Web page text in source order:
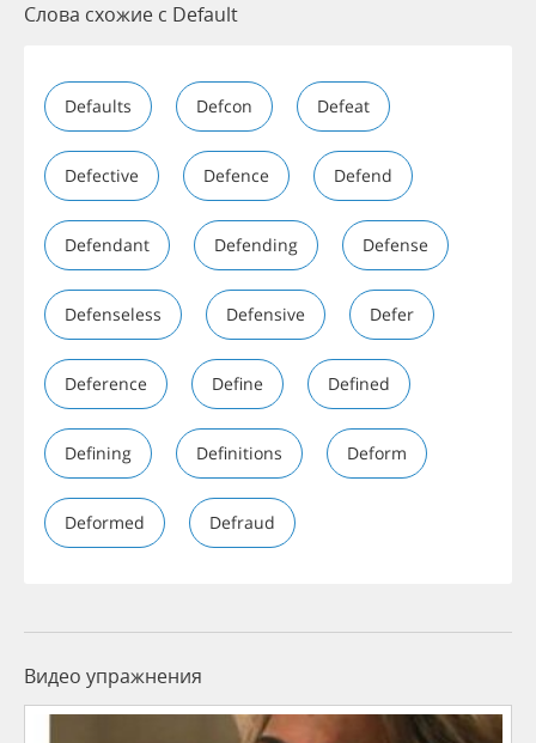
Слова схожие с Default
Defaults Defcon Defeat
Defective Defence Defend
Defendant Defending Defense
Defenseless Defensive Defer
Deference Define Defined
Defining Definitions Deform
Deformed Defraud
Видео упражнения